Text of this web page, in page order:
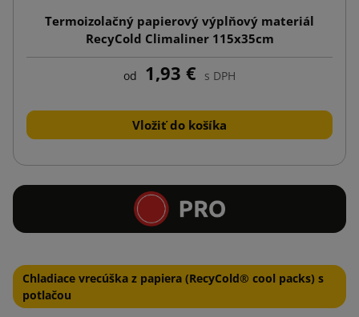
Termoizolačný papierový výplňový materiál
RecyCold Climaliner 115x35cm
od 1,93 € s DPH
Vložiť do košíka
Chladiace vrecúška z papiera (RecyCold® cool packs) s
potlačou